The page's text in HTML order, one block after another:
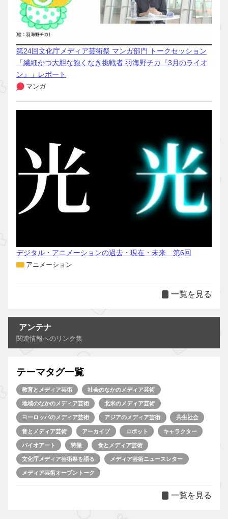
第24回文化庁メディア芸術祭 マンガ部門 トークセッション
「繊細かつ大胆な飽くなき挑戦者 羽海野チカ『3月のライオ
ン』」レポート
マンガ
デジタル・アニメーションの過去・現在・未来 第6回
アニメーション
一覧を見る
アンテナ
関連情報へのリンク集
テーマタグ一覧
教育とメディア芸術 社会のなかのメディア芸術
地域のなかのメディア芸術 北米のメディア芸術
ヨーロッパのメディア芸術 アジアのメディア芸術 共生社会
音とメディア芸術 アーカイブ ロボット キャラクター
バイオアート 特撮 食とメディア芸術
文化庁メディア芸術祭を語る メディア芸術ニュースレター
メディア芸術オープントーク
一覧を見る